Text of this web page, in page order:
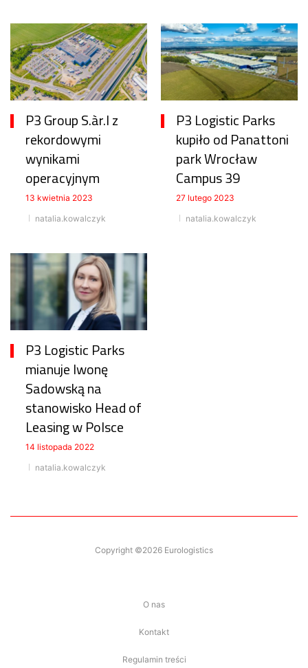
P3 Group S.àr.l z
rekordowymi
wynikami
operacyjnym
13 kwietnia 2023
natalia.kowalczyk
P3 Logistic Parks
kupiło od Panattoni
park Wrocław
Campus 39
27 lutego 2023
natalia.kowalczyk
P3 Logistic Parks
mianuje Iwonę
Sadowską na
stanowisko Head of
Leasing w Polsce
14 listopada 2022
natalia.kowalczyk
Copyright ©2026 Eurologistics
O nas
Kontakt
Regulamin treści